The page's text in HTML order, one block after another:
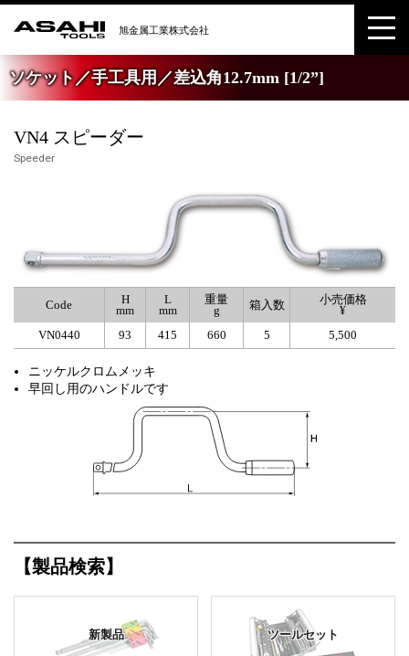
ソケット／手工具用／差込角12.7mm [1/2”]
VN4 スピーダー
Speeder
Code
H
mm
L
mm
重量
g
箱入数
小売価格
¥
VN0440
93 415 660 5 5,500
ニッケルクロムメッキ
早回し用のハンドルです
【製品検索】
新製品 ツールセット